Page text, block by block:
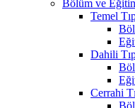
Bölüm ve
Temel
Dahili
Cerrahi